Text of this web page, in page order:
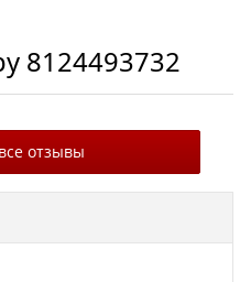
8124493732
отзывы